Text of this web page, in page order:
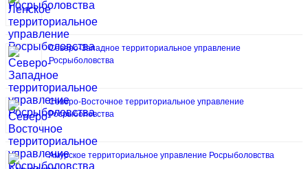
Северо-Западное территориальное управление
Росрыболовства
Северо-Восточное территориальное управление
Росрыболовства
Амурское территориальное управление Росрыболовства